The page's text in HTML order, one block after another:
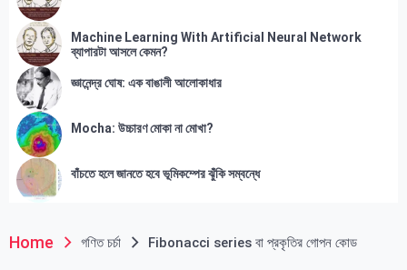
Machine Learning With Artificial Neural Network
ব্যাপারটা আসলে কেমন?
জ্ঞানেন্দ্র ঘোষ: এক বাঙালী আলোকাধার
Mocha: উচ্চারণ মোকা না মোখা?
বাঁচতে হলে জানতে হবে ভূমিকম্পের ঝুঁকি সম্বন্ধে
Home গণিত চর্চা Fibonacci series বা প্রকৃতির গোপন কোড